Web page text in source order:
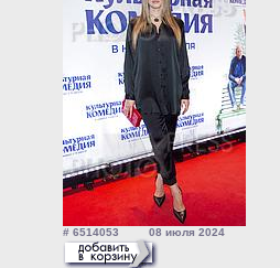
# 6514053 08 июля 2024